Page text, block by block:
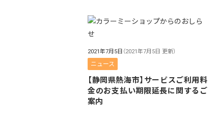
2021年7月5日 （2021年7月5日 更新）
ニュース
【静岡県熱海市】サービスご利用料
金のお支払い期限延長に関するご
案内